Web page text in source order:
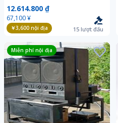
12.614.800 ₫
67,100 ¥
￥3,600nội địa 15 lượt đấu
Miễn phí nội địa